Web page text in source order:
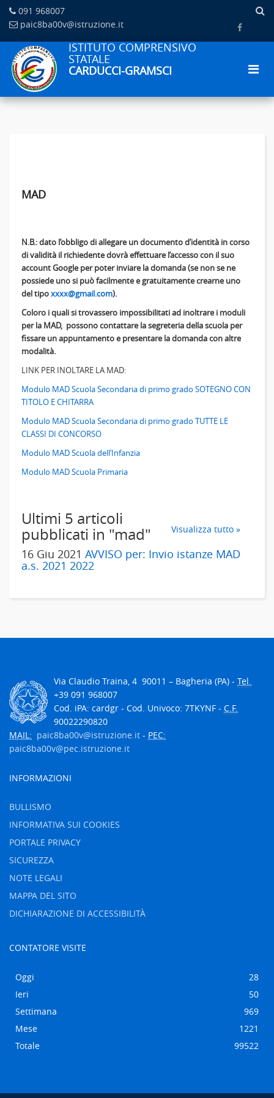
091 968007
paic8ba00v@istruzione.it
ISTITUTO COMPRENSIVO
STATALE
CARDUCCI-GRAMSCI
MAD
N.B.: dato l’obbligo di allegare un documento d’identità in corso
di validità il richiedente dovrà effettuare l’accesso con il suo
account Google per poter inviare la domanda (se non se ne
possiede uno si può facilmente e gratuitamente crearne uno
del tipoxxxx@gmail.com).
Coloro i quali si trovassero impossibilitati ad inoltrare i moduli
per la MAD, possono contattare la segreteria della scuola per
fissare un appuntamento e presentare la domanda con altre
modalità.
LINK PER INOLTARE LA MAD:
Modulo MAD Scuola Secondaria di primo grado SOTEGNO CON
TITOLO E CHITARRA
Modulo MAD Scuola Secondaria di primo grado TUTTE LE
CLASSI DI CONCORSO
Modulo MAD Scuola dell’Infanzia
Modulo MAD Scuola Primaria
Visualizza tutto »
Ultimi 5 articoli
pubblicati in "mad"
16 Giu 2021 AVVISO per: Invio istanze MAD
a.s. 2021 2022
Via Claudio Traina, 4 90011 – Bagheria (PA) - Tel.
+39 091 968007
Cod. iPA: cardgr - Cod. Univoco: 7TKYNF - C.F.
90022290820
MAIL: paic8ba00v@istruzione.it - PEC:
paic8ba00v@pec.istruzione.it
INFORMAZIONI
BULLISMO
INFORMATIVA SUI COOKIES
PORTALE PRIVACY
SICUREZZA
NOTE LEGALI
MAPPA DEL SITO
DICHIARAZIONE DI ACCESSIBILITÀ
CONTATORE VISITE
Oggi
28
Ieri
50
Settimana
969
Mese
1221
Totale
99522